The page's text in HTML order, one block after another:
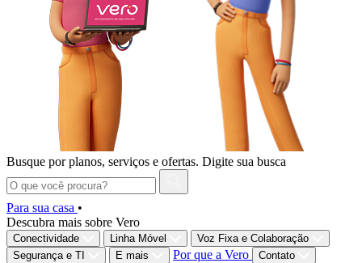
Busque por planos, serviços e ofertas. Digite sua busca
Para sua casa •
Descubra mais sobre Vero
Conectividade Linha Móvel
Voz Fixa e Colaboração
Segurança e TI
E mais Por que a Vero Contato